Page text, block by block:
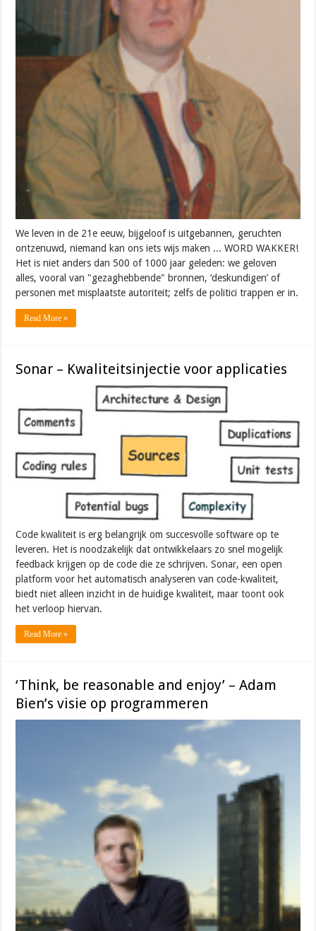
We leven in de 21e eeuw, bijgeloof is uitgebannen, geruchten
ontzenuwd, niemand kan ons iets wijs maken ... WORD WAKKER!
Het is niet anders dan 500 of 1000 jaar geleden: we geloven
alles, vooral van "gezaghebbende" bronnen, ‘deskundigen’ of
personen met misplaatste autoriteit; zelfs de politici trappen er in.
Read More »
Sonar – Kwaliteitsinjectie voor applicaties
Code kwaliteit is erg belangrijk om succesvolle software op te
leveren. Het is noodzakelijk dat ontwikkelaars zo snel mogelijk
feedback krijgen op de code die ze schrijven. Sonar, een open
platform voor het automatisch analyseren van code-kwaliteit,
biedt niet alleen inzicht in de huidige kwaliteit, maar toont ook
het verloop hiervan.
Read More »
‘Think, be reasonable and enjoy’ – Adam
Bien’s visie op programmeren